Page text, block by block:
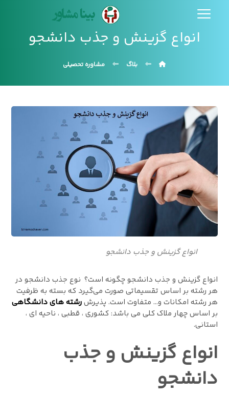
انواع گزینش و جذب دانشجو
بلاگ مشاوره تحصیلی
انواع گزینش و جذب دانشجو
انواع گزینش و جذب دانشجو چگونه است؟ نوع جذب دانشجو در
هر رشته بر اساس تقسیماتی صورت می‌گیرد که بسته به ظرفیت
هر رشته‌‌‌‌ امکانات و… متفاوت است. پذیرشرشته های دانشگاهی
بر اساس چهار ملاک کلی می باشد: کشوری ، قطبی ، ناحیه ای ،
استانی.
انواع گزینش و جذب
دانشجو